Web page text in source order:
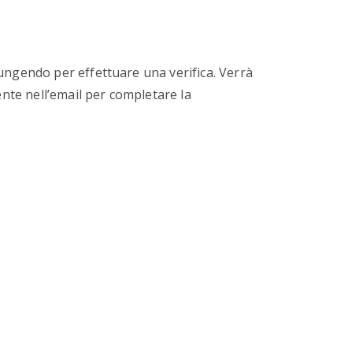
per effettuare una verifica. Verrà
nell’email per completare la